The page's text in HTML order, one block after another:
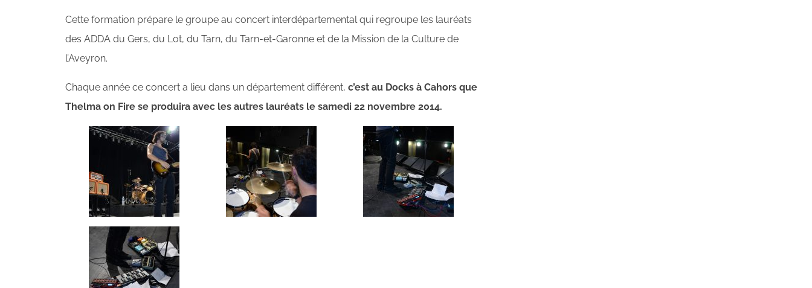
Cette formation prépare le groupe au concert interdépartemental qui regroupe les lauréats
des ADDA du Gers, du Lot, du Tarn, du Tarn-et-Garonne et de la Mission de la Culture de
l’Aveyron.
Chaque année ce concert a lieu dans un département différent, c’est au Docks à Cahors que
Thelma on Fire se produira avec les autres lauréats le samedi 22 novembre 2014.